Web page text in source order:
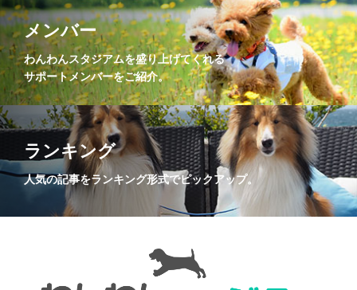
メンバー
わんわんスタジアムを盛り上げてくれる
サポートメンバーをご紹介。
ランキング
人気の記事をランキング形式でピックアップ。